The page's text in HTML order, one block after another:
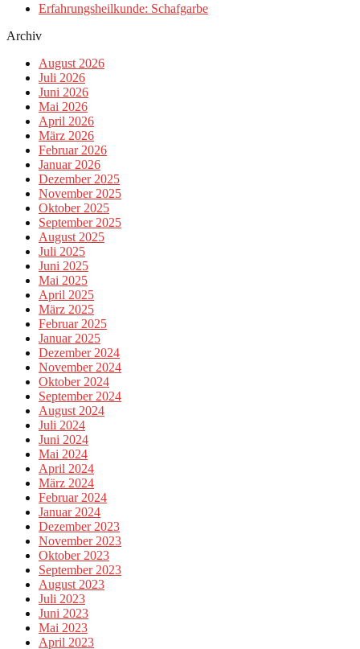
Erfahrungsheilkunde: Schafgarbe
Archiv
August 2026
Juli 2026
Juni 2026
Mai 2026
April 2026
März 2026
Februar 2026
Januar 2026
Dezember 2025
November 2025
Oktober 2025
September 2025
August 2025
Juli 2025
Juni 2025
Mai 2025
April 2025
März 2025
Februar 2025
Januar 2025
Dezember 2024
November 2024
Oktober 2024
September 2024
August 2024
Juli 2024
Juni 2024
Mai 2024
April 2024
März 2024
Februar 2024
Januar 2024
Dezember 2023
November 2023
Oktober 2023
September 2023
August 2023
Juli 2023
Juni 2023
Mai 2023
April 2023